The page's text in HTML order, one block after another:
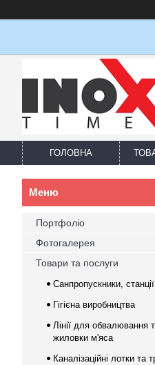
ГОЛОВНА
Портфоліо
Фотогалерея
Товари та послуги
Санпропускники, станції
Гігієна виробництва
Лінії для обвалювання
жиловки м'яса
Каналізаційні лотки та